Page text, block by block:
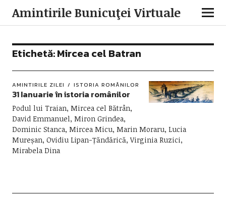
Amintirile Bunicuţei Virtuale
Etichetă:Mircea cel Batran
AMINTIRILE ZILEI ISTORIA ROMÂNILOR
31 Ianuarie în istoria românilor
Podul lui Traian, Mircea cel Bătrân,
David Emmanuel, Miron Grindea,
Dominic Stanca, Mircea Micu, Marin Moraru, Lucia
Mureșan, Ovidiu Lipan-Țăndărică, Virginia Ruzici,
Mirabela Dina